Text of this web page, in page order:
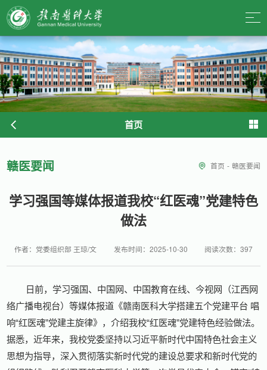
首页
赣医要闻 首页 - 赣医要闻
学习强国等媒体报道我校“红医魂”党建特色
做法
作者：党委组织部 王琼/文 发布时间：2025-10-30 阅读次数： 397
日前，学习强国、中国网、中国教育在线、今视网（江西网
络广播电视台）等媒体报道《赣南医科大学搭建五个党建平台 唱
响“红医魂”党建主旋律》，介绍我校“红医魂”党建特色经验做法。
据悉，近年来，我校党委坚持以习近平新时代中国特色社会主义
思想为指导，深入贯彻落实新时代党的建设总要求和新时代党的